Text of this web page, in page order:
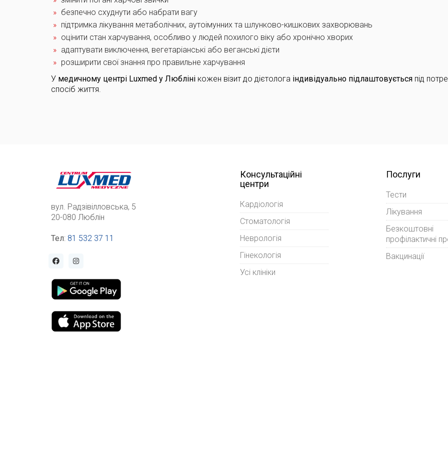
безпечно схуднути або набрати вагу
підтримка лікування метаболічних, аутоімунних та шлунково-кишкових захворювань
оцінити стан харчування, особливо у людей похилого віку або хронічно хворих
адаптувати виключення, вегетаріанські або веганські дієти
розширити свої знання про правильне харчування
У медичному центрі Luxmed у Любліні кожен візит до дієтолога індивідуально підлаштовується під
спосіб життя.
вул. Радзівілловська, 5
20-080 Люблін
Тел: 81 532 37 11
Консультаційні
центри
Кардіологія
Стоматологія
Неврологія
Гінекологія
Усі клініки
Послуги
Тести
Лікування
Безкоштовні
профілактичні
Вакцинації